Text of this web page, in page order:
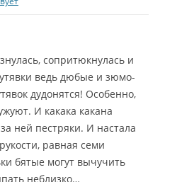
сопритюкнулась и
ведь дюбые и зюмо-
дудонятся! Особенно,
И какака какана
ней пестряки. И настала
равная семи
бятые могут вычучить
неблизко…